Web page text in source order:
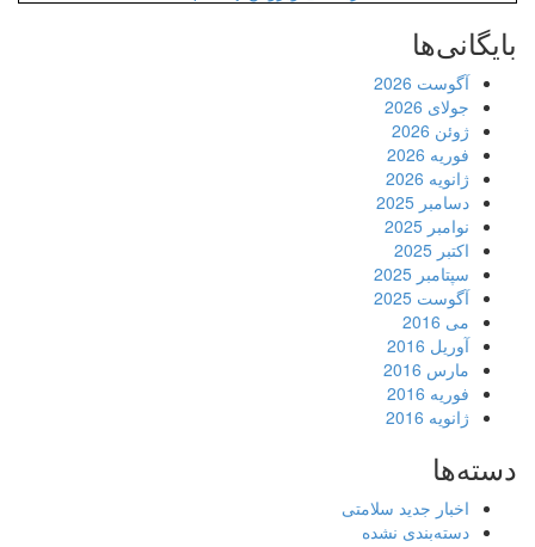
بایگانی‌ها
آگوست 2026
جولای 2026
ژوئن 2026
فوریه 2026
ژانویه 2026
دسامبر 2025
نوامبر 2025
اکتبر 2025
سپتامبر 2025
آگوست 2025
می 2016
آوریل 2016
مارس 2016
فوریه 2016
ژانویه 2016
دسته‌ها
اخبار جدید سلامتی
دسته‌بندی نشده